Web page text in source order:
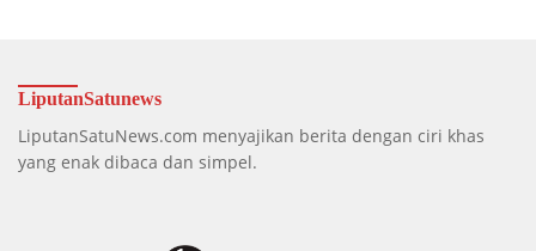
LiputanSatunews
LiputanSatuNews.com menyajikan berita dengan ciri khas
yang enak dibaca dan simpel.